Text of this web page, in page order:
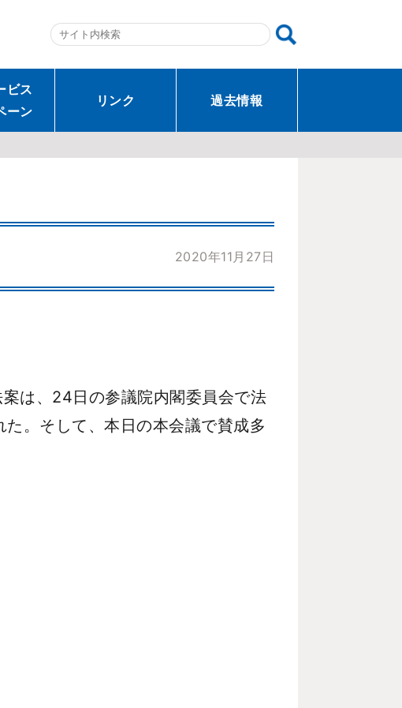
ビス
ーン
リンク 過去情報
2020年11月27日
は、24日の参議院内閣委員会で法
。そして、本日の本会議で賛成多